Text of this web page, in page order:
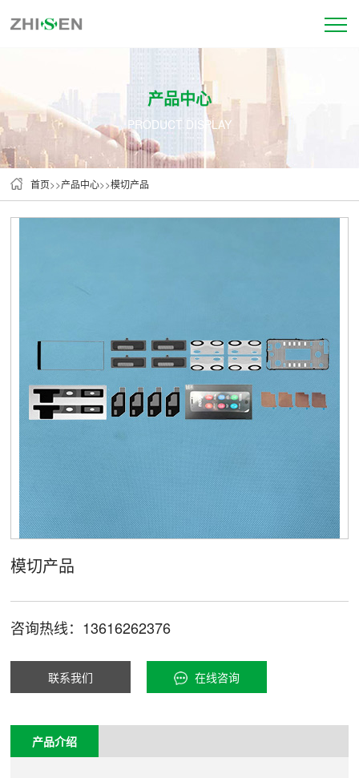
产品中心
PRODUCT DISPLAY
首页>>产品中心>>模切产品
模切产品
咨询热线：13616262376
联系我们 在线咨询
产品介绍